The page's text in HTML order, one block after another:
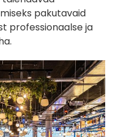
pakutavaid
professionaalse ja